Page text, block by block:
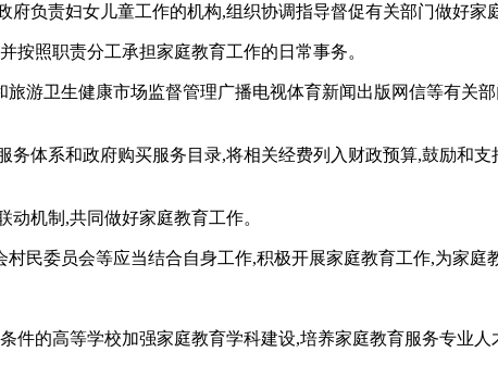
负责妇女儿童工作的机构,组织协调指导督促有关部门做好家
按照职责分工承担家庭教育工作的日常事务。
游卫生健康市场监督管理广播电视体育新闻出版网信等有关
体系和政府购买服务目录,将相关经费列入财政预算,鼓励和
机制,共同做好家庭教育工作。
民委员会等应当结合自身工作,积极开展家庭教育工作,为家庭
的高等学校加强家庭教育学科建设,培养家庭教育服务专业